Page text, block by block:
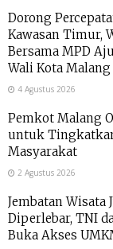
Dorong
Kawasan Timur,
Bersama MPD
Wali Kota Malang
4 Agustus 2026
Pemkot Malang
untuk
Masyarakat
2 Agustus 2026
Jembatan Wisata
Diperlebar, TNI
Buka Akses